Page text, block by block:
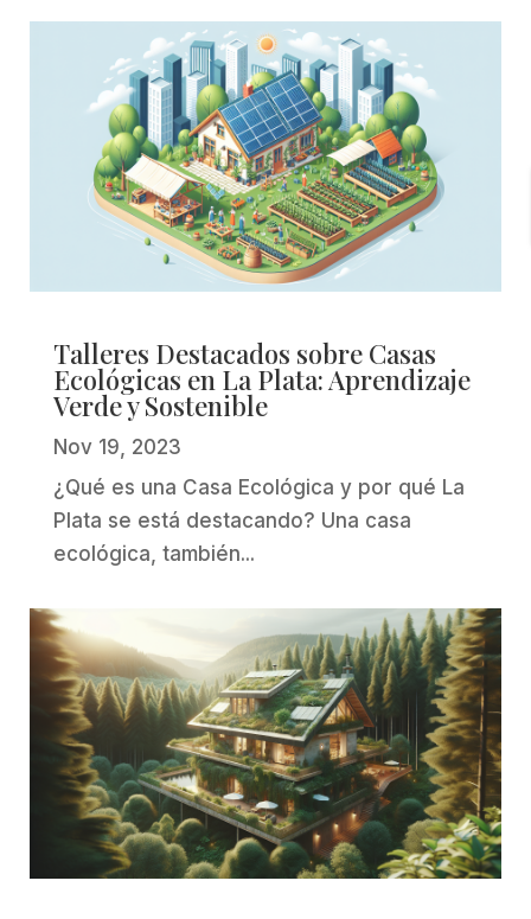
Talleres Destacados sobre Casas
Ecológicas en La Plata: Aprendizaje
Verde y Sostenible
Nov 19, 2023
¿Qué es una Casa Ecológica y por qué La
Plata se está destacando? Una casa
ecológica, también...